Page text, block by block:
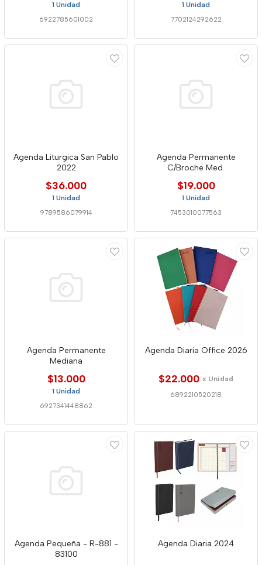
1 Unidad
6922785601002
1 Unidad
7702124292622
Agenda Liturgica San Pablo
2022
$36.000
1 Unidad
9789586079914
Agenda Permanente
C/Broche Med.
$19.000
1 Unidad
7453010077563
Agenda Permanente
Mediana
$13.000
1 Unidad
6927341448862
Agenda Diaria Office 2026
$22.000 x Unidad
6892210520218
Agenda Pequeña - R-881 -
83100
Agenda Diaria 2024